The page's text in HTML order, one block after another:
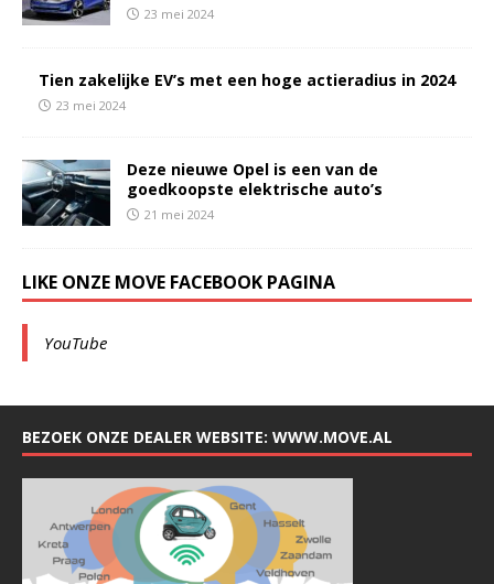
23 mei 2024
Tien zakelijke EV’s met een hoge actieradius in 2024
23 mei 2024
Deze nieuwe Opel is een van de
goedkoopste elektrische auto’s
21 mei 2024
LIKE ONZE MOVE FACEBOOK PAGINA
YouTube
BEZOEK ONZE DEALER WEBSITE: WWW.MOVE.AL